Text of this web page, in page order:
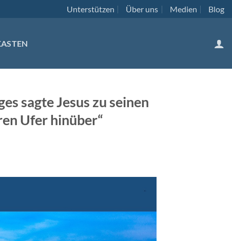
Unterstützen Über uns Medien Blog
sagte Jesus zu seinen
Ufer hinüber“